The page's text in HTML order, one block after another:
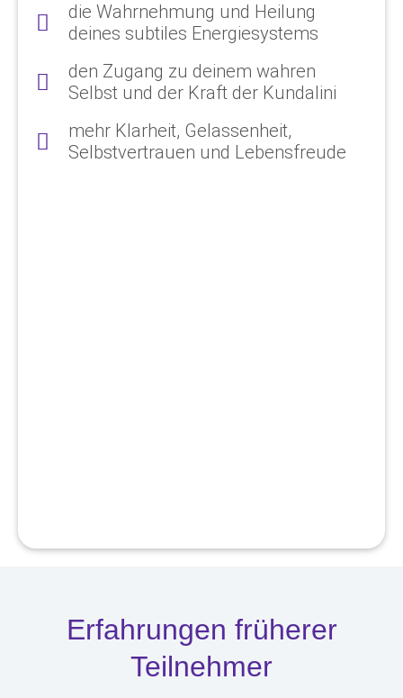
die Wahrnehmung und Heilung
deines subtiles Energiesystems
den Zugang zu deinem wahren
Selbst und der Kraft der Kundalini
mehr Klarheit, Gelassenheit,
Selbstvertrauen und Lebensfreude
Erfahrungen früherer
Teilnehmer